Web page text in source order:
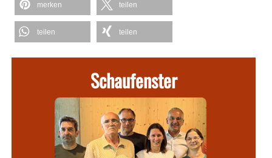
merken teilen
teilen teilen
Schaufenster